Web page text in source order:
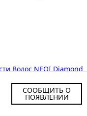
СООБЩИТЬ О
ПОЯВЛЕНИИ
NEQI Diamond